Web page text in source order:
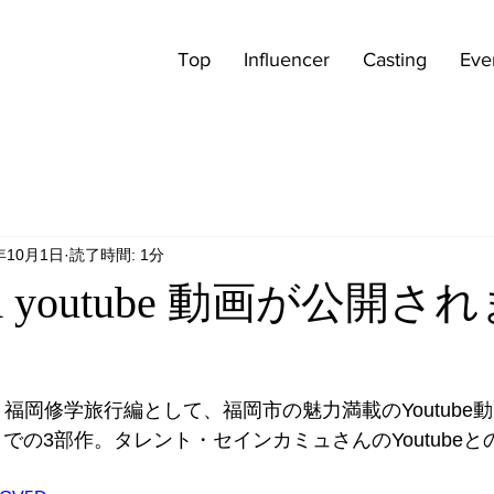
Top Influencer Casting
youtube 動画が公開され
10月1日 読了時間: 1分
岡修学旅行編として、福岡市の魅力満載のYoutube
の3部作。タレント・セインカミュさんのYoutubeと